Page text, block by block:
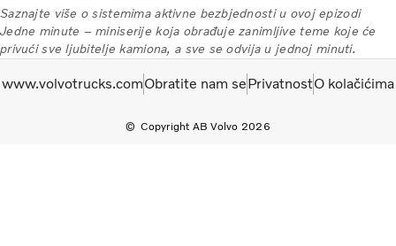
Saznajte više o sistemima aktivne bezbjednosti u ovoj epizodi
Jedne minute – miniserije koja obrađuje zanimljive teme koje će
privući sve ljubitelje kamiona, a sve se odvija u jednoj minuti.
Copyright AB Volvo 2026
www.volvotrucks.comObratite nam sePrivatnostO kolačićima